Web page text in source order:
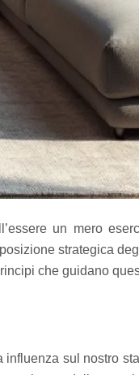
un mero
strategica
che guidano
sul nostro